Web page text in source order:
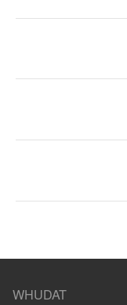
WHUDAT